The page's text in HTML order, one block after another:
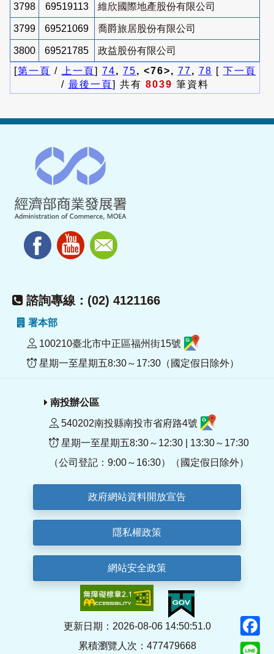
3798 69519113 維欣國際地產股份有限公司
3799 69521069 喬爵旅居股份有限公司
3800 69521785
政益股份有限公司
[第一頁 / 上一頁] 74, 75, <76>, 77, 78 [ 下一頁
/ 最後一頁] 共有 8039 筆資料
諮詢專線：(02) 4121166
署本部
100210臺北市中正區福州街15號
星期一至星期五8:30～17:30（國定假日除外）
南投辦公區
540202南投縣南投市省府路4號
星期一至星期五8:30～12:30 | 13:30～17:30
（公司登記：9:00～16:30）（國定假日除外）
政府網站資料開放宣告
隱私權政策
網站安全政策
更新日期：2026-08-06 14:50:51.0
累積瀏覽人次：477479668